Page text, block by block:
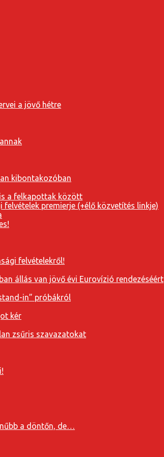
a jövő hétre
kibontakozóban
a felkapottak között
premierje (+élő közvetítés linkje)
felvételekről!
állás van jövő évi Eurovízió rendezéséért
in” próbákról
kér
zsűris szavazatokat
a döntőn, de…